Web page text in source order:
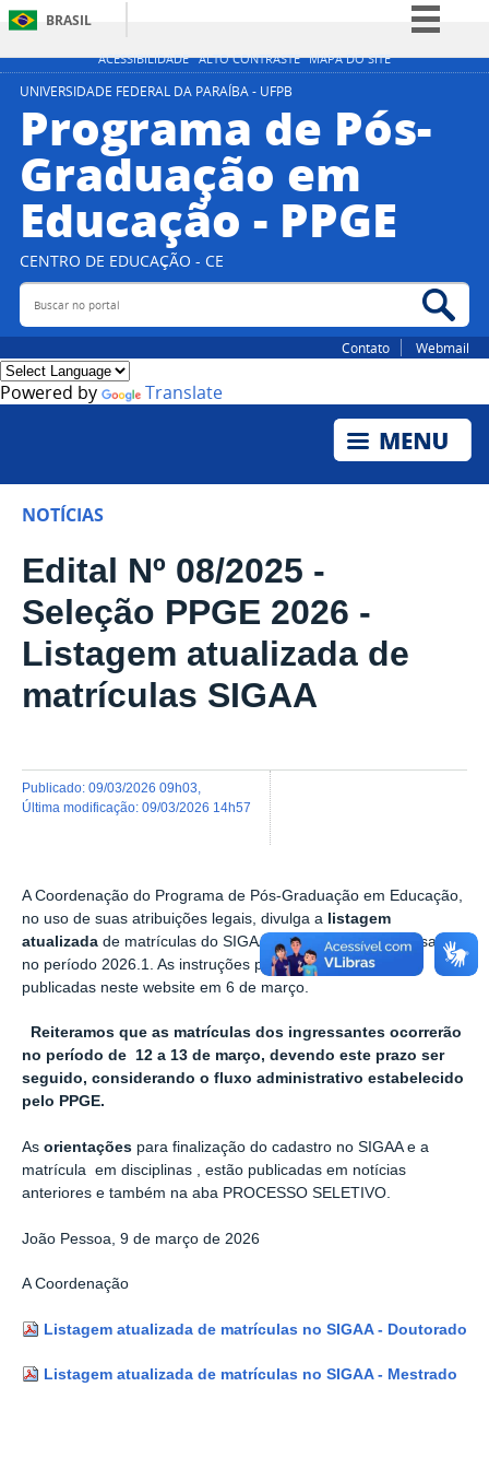
ACESSIBILIDADE ALTO CONTRASTE MAPA DO SITE
BRASIL
Simplifique!
Participe
Legislação
Canais
UNIVERSIDADE FEDERAL DA PARAÍBA - UFPB
Programa de Pós-
Graduação em
Educação - PPGE
CENTRO DE EDUCAÇÃO - CE
Buscar no portal
Contato Webmail
Powered by Translate
NOTÍCIAS
Edital Nº 08/2025 -
Seleção PPGE 2026 -
Listagem atualizada de
matrículas SIGAA
publicado: 09/03/2026 09h03
última modificação: 09/03/2026 14h57
A Coordenação do Programa de Pós-Graduação em Educação,
no uso de suas atribuições legais, divulga a
listagem
atualizada de matrículas do SIGAA para discentes ingressantes
no período 2026.1. As instruções para matrícula já foram
publicadas neste website em 6 de março.
Reiteramos que as matrículas dos ingressantes ocorrerão
no período de 12 a 13 de março, devendo este prazo ser
seguido, considerando o fluxo administrativo estabelecido
pelo PPGE.
As orientações para finalização do cadastro no SIGAA e a
matrícula em disciplinas , estão publicadas em notícias
anteriores e também na aba PROCESSO SELETIVO.
João Pessoa, 9 de março de 2026
A Coordenação
Listagem atualizada de matrículas no SIGAA - Doutorado
Listagem atualizada de matrículas no SIGAA - Mestrado